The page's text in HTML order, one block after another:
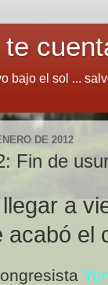
bajo el sol ...
DE 2012
Fin de
a
acabó el